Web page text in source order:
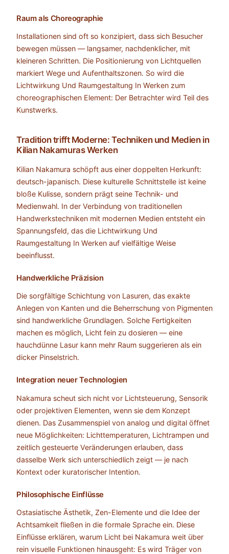
Raum als Choreographie
Installationen sind oft so konzipiert, dass sich Besucher
bewegen müssen — langsamer, nachdenklicher, mit
kleineren Schritten. Die Positionierung von Lichtquellen
markiert Wege und Aufenthaltszonen. So wird die
Lichtwirkung Und Raumgestaltung In Werken zum
choreographischen Element: Der Betrachter wird Teil des
Kunstwerks.
Tradition trifft Moderne: Techniken und Medien in
Kilian Nakamuras Werken
Kilian Nakamura schöpft aus einer doppelten Herkunft:
deutsch-japanisch. Diese kulturelle Schnittstelle ist keine
bloße Kulisse, sondern prägt seine Technik- und
Medienwahl. In der Verbindung von traditionellen
Handwerkstechniken mit modernen Medien entsteht ein
Spannungsfeld, das die Lichtwirkung Und
Raumgestaltung In Werken auf vielfältige Weise
beeinflusst.
Handwerkliche Präzision
Die sorgfältige Schichtung von Lasuren, das exakte
Anlegen von Kanten und die Beherrschung von Pigmenten
sind handwerkliche Grundlagen. Solche Fertigkeiten
machen es möglich, Licht fein zu dosieren — eine
hauchdünne Lasur kann mehr Raum suggerieren als ein
dicker Pinselstrich.
Integration neuer Technologien
Nakamura scheut sich nicht vor Lichtsteuerung, Sensorik
oder projektiven Elementen, wenn sie dem Konzept
dienen. Das Zusammenspiel von analog und digital öffnet
neue Möglichkeiten: Lichttemperaturen, Lichtrampen und
zeitlich gesteuerte Veränderungen erlauben, dass
dasselbe Werk sich unterschiedlich zeigt — je nach
Kontext oder kuratorischer Intention.
Philosophische Einflüsse
Ostasiatische Ästhetik, Zen-Elemente und die Idee der
Achtsamkeit fließen in die formale Sprache ein. Diese
Einflüsse erklären, warum Licht bei Nakamura weit über
rein visuelle Funktionen hinausgeht: Es wird Träger von